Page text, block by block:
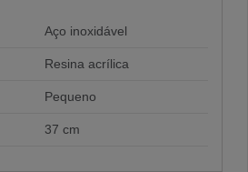
Aço inoxidável
Resina acrílica
Pequeno
37 cm